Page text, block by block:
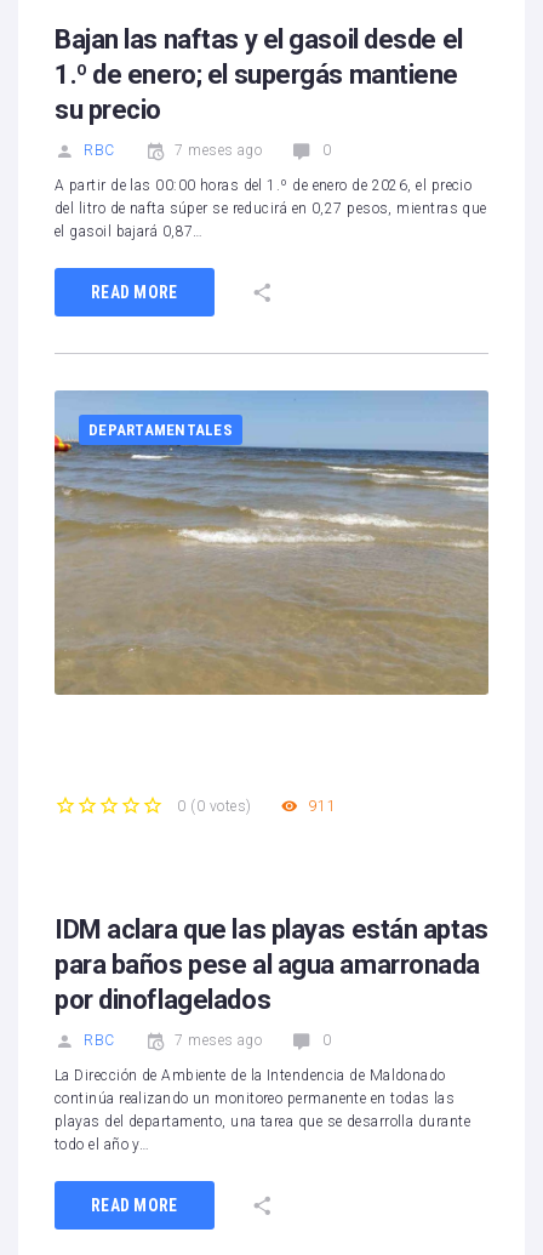
Bajan las naftas y el gasoil desde el
1.º de enero; el supergás mantiene
su precio
RBC 7 meses ago 0
A partir de las 00:00 horas del 1.º de enero de 2026, el precio
del litro de nafta súper se reducirá en 0,27 pesos, mientras que
el gasoil bajará 0,87…
READ MORE
DEPARTAMENTALES
0 ( 0 votes) 911
IDM aclara que las playas están aptas
para baños pese al agua amarronada
por dinoflagelados
RBC 7 meses ago 0
La Dirección de Ambiente de la Intendencia de Maldonado
continúa realizando un monitoreo permanente en todas las
playas del departamento, una tarea que se desarrolla durante
todo el año y…
READ MORE